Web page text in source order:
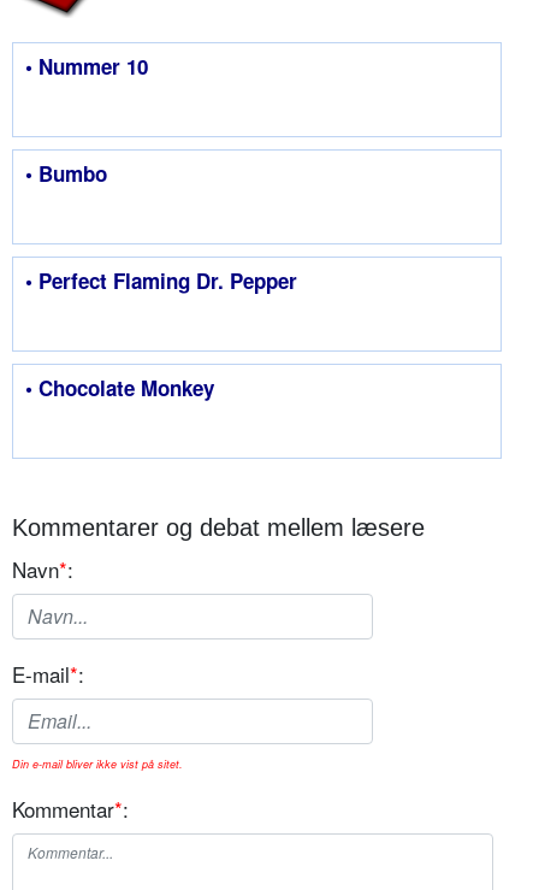
• Nummer 10
• Bumbo
• Perfect Flaming Dr. Pepper
• Chocolate Monkey
Kommentarer og debat mellem læsere
Navn*:
E-mail*:
Din e-mail bliver ikke vist på sitet.
Kommentar*: